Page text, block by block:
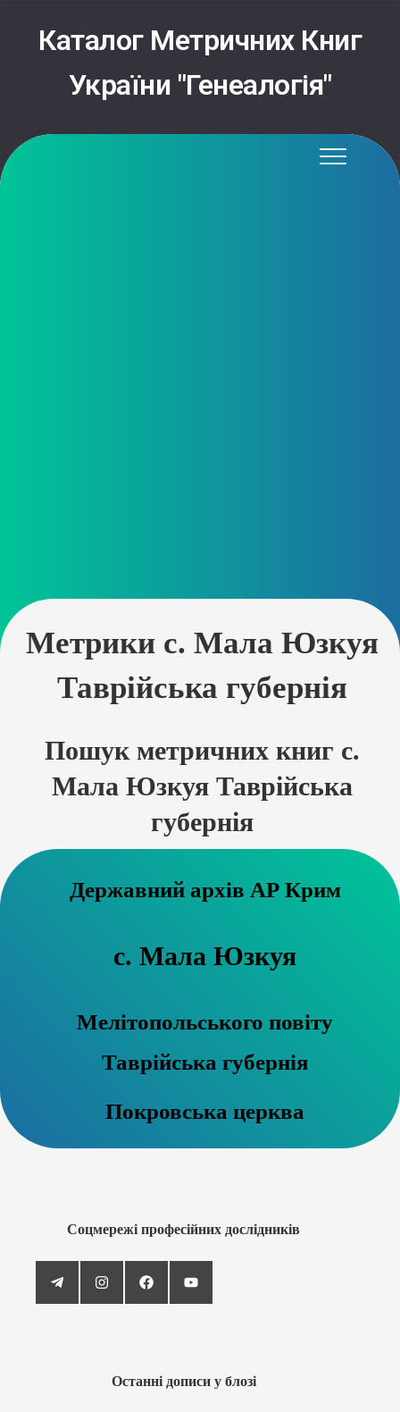
contentКаталог Метричних Книг
України "Генеалогія"
Метрики с. Мала Юзкуя
Таврійська губернія
Пошук метричних книг с.
Мала Юзкуя Таврійська
губернія
Державний архів АР Крим
с. Мала Юзкуя
Мелітопольського повіту
Таврійська губернія
Покровська церква
Соцмережі професійних дослідників
Останні дописи у блозі